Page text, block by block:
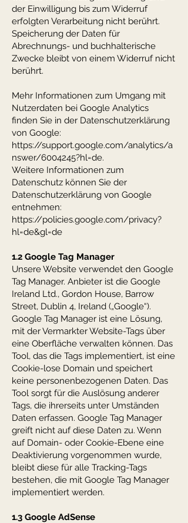
der Einwilligung bis zum Widerruf
erfolgten Verarbeitung nicht berührt.
Speicherung der Daten für
Abrechnungs- und buchhalterische
Zwecke bleibt von einem Widerruf nicht
berührt.
Mehr Informationen zum Umgang mit
Nutzerdaten bei Google Analytics
finden Sie in der Datenschutzerklärung
von Google:
https://support.google.com/analytics/a
nswer/6004245?hl=de.
Weitere Informationen zum
Datenschutz können Sie der
Datenschutzerklärung von Google
entnehmen:
https://policies.google.com/privacy?
hl=de&gl=de
1.2 Google Tag Manager
Unsere Website verwendet den Google
Tag Manager. Anbieter ist die Google
Ireland Ltd., Gordon House, Barrow
Street, Dublin 4, Ireland („Google“).
Google Tag Manager ist eine Lösung,
mit der Vermarkter Website-Tags über
eine Oberfläche verwalten können. Das
Tool, das die Tags implementiert, ist eine
Cookie-lose Domain und speichert
keine personenbezogenen Daten. Das
Tool sorgt für die Auslösung anderer
Tags, die ihrerseits unter Umständen
Daten erfassen. Google Tag Manager
greift nicht auf diese Daten zu. Wenn
auf Domain- oder Cookie-Ebene eine
Deaktivierung vorgenommen wurde,
bleibt diese für alle Tracking-Tags
bestehen, die mit Google Tag Manager
implementiert werden.
1.3 Google AdSense